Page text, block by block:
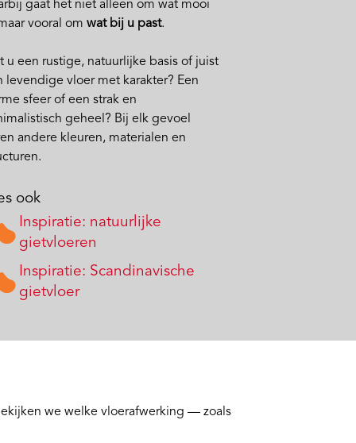
gaat het niet alleen om wat mooi
vooral om wat bij u past.
u een rustige, natuurlijke basis of juist
levendige vloer met karakter? Een
sfeer of een strak en
geheel? Bij elk gevoel
andere kleuren, materialen en
ook
Inspiratie: natuurlijke
gietvloeren
Inspiratie: Scandinavische
gietvloer
we welke vloerafwerking — zoals